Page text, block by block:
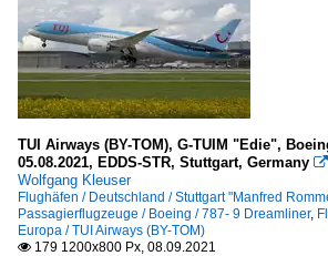
TUI Airways (BY-TOM), G-TUIM "Edie",
05.08.2021, EDDS-STR, Stuttgart, Germany 
Wolfgang Kleuser
Flughäfen / Deutschland / Stuttgart "Manfred
Passagierflugzeuge / Boeing / 787- 9 Dreamliner,
Europa / TUI Airways (BY-TOM)
 179 1200x800 Px, 08.09.2021